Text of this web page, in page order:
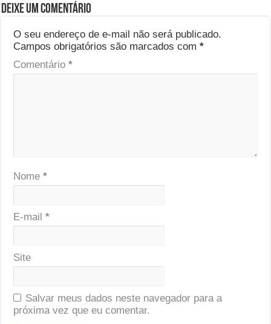
Deixe um comentário
O seu endereço de e-mail não será publicado.
Campos obrigatórios são marcados com*
Comentário*
Nome*
E-mail*
Site
Salvar meus dados neste navegador para a
próxima vez que eu comentar.